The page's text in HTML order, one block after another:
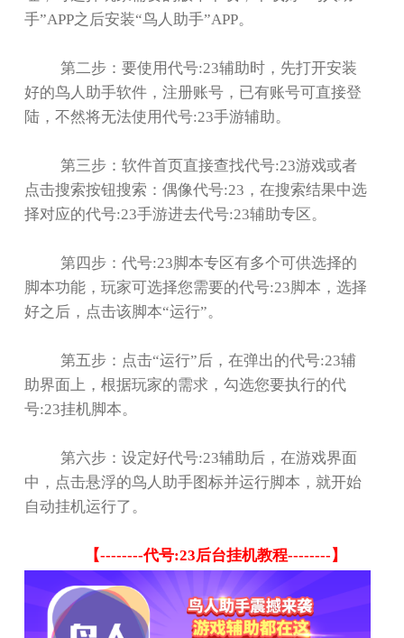
手”APP之后安装“鸟人助手”APP。
第二步：要使用代号:23辅助时，先打开安装
好的鸟人助手软件，注册账号，已有账号可直接登
陆，不然将无法使用代号:23手游辅助。
第三步：软件首页直接查找代号:23游戏或者
点击搜索按钮搜索：偶像代号:23 ，在搜索结果中选
择对应的代号:23手游进去代号:23辅助专区。
第四步：代号:23脚本专区有多个可供选择的
脚本功能，玩家可选择您需要的代号:23脚本，选择
好之后，点击该脚本“运行”。
第五步：点击“运行”后，在弹出的代号:23辅
助界面上，根据玩家的需求，勾选您要执行的代
号:23挂机脚本。
第六步：设定好代号:23辅助后，在游戏界面
中，点击悬浮的鸟人助手图标并运行脚本，就开始
自动挂机运行了。
【--------代号:23后台挂机教程--------】